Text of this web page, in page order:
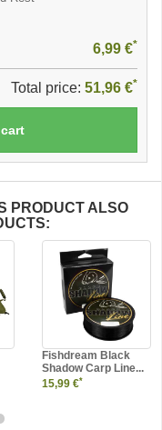
6,99 €*
Total price: 51,96 €*
PRODUCT ALSO
Fishdream Black
Shadow Carp Line...
15,99 €*